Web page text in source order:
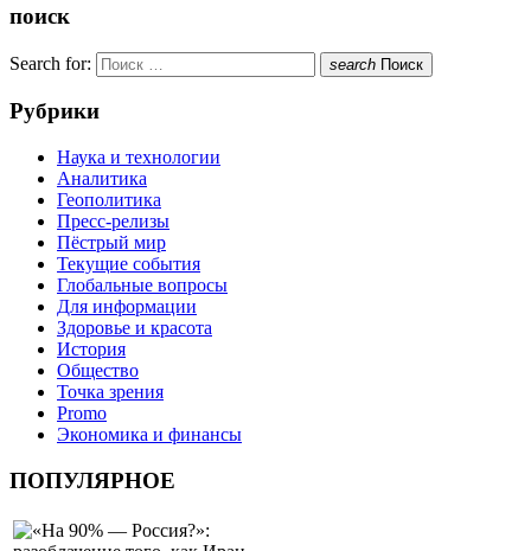
поиск
Search for: search Поиск
Рубрики
Наука и технологии
Аналитика
Геополитика
Пресс-релизы
Пёстрый мир
Текущие события
Глобальные вопросы
Для информации
Здоровье и красота
История
Общество
Точка зрения
Promo
Экономика и финансы
ПОПУЛЯРНОЕ